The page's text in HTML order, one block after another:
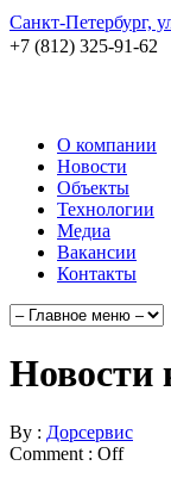
Санкт-Петербург,
+7 (812) 325-91-62
О компании
Новости
Объекты
Технологии
Медиа
Вакансии
Контакты
Новости
By : Дорсервис
Comment : Off